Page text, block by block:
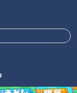
茸を入れて火にか
煮る。椎茸に火が通
、そのまま粗熱をと
分ほど味をなじま